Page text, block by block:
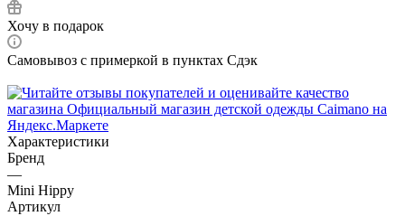
Хочу в подарок
Самовывоз с примеркой в пунктах Сдэк
Характеристики
Бренд
—
Mini Hippy
Артикул